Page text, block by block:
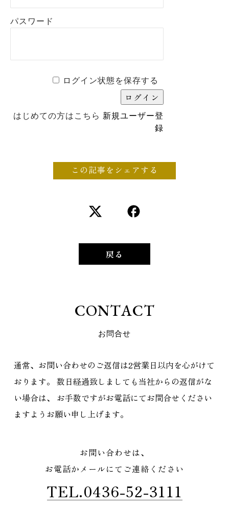
パスワード
ログイン状態を保存する
はじめての方はこちら 新規ユーザー登
録
この記事をシェアする
戻る
CONTACT
お問合せ
通常、お問い合わせのご返信は2営業日以内を心がけて
おります。 数日経過致しましても当社からの返信がな
い場合は、
お手数ですがお電話にてお問合せください
ますようお願い申し上げます。
お問い合わせは、
お電話かメールにてご連絡ください
TEL.0436-52-3111